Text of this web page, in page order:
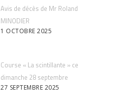
Avis de décès de Mr Roland
MINODIER
1 OCTOBRE 2025
Course « La scintillante » ce
dimanche 28 septembre
27 SEPTEMBRE 2025